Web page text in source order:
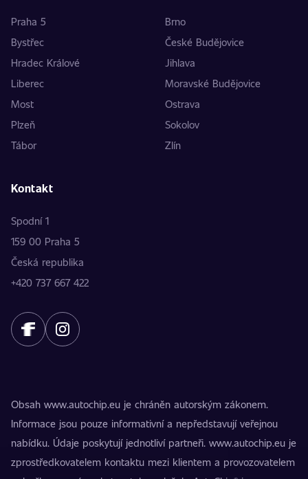
Praha 5
Brno
Bystřec
České Budějovice
Hradec Králové
Jihlava
Liberec
Moravské Budějovice
Most
Ostrava
Plzeň
Sokolov
Tábor
Zlín
Kontakt
Spodní 1
159 00 Praha 5
Česká republika
+420 737 667 422
Obsah www.autochip.eu je chráněn autorským zákonem.
Informace jsou pouze informativní a nepředstavují veřejnou
nabídku. Údaje poskytují jednotliví partneři. www.autochip.eu je
zprostředkovatelem kontaktu mezi klientem a provozovatelem